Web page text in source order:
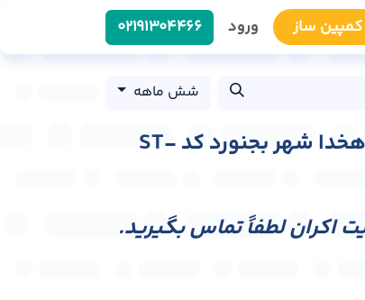
کمپین سا​​ز ورود 0219​1304466
شش ماهه
استرابورد ورودی خیابان دهخدا شهر بجنورد کد ST-
اکران لطفاً تماس بگیرید.